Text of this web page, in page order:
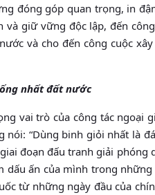
đóng góp quan trọng, in
giữ vững độc lập, đến
và cho đến công cuộc
nhất đất nước
vai trò của công tác ngoại
“Dùng binh giỏi nhất là
đoạn đấu tranh giải phóng
ấn của mình trong
từ những ngày đầu của